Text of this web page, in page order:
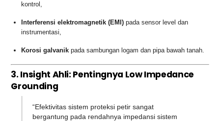
kontrol,
Interferensi elektromagnetik (EMI) pada sensor level dan
instrumentasi,
Korosi galvanik pada sambungan logam dan pipa bawah tanah.
3. Insight Ahli: Pentingnya Low Impedance
Grounding
“Efektivitas sistem proteksi petir sangat
bergantung pada rendahnya impedansi sistem